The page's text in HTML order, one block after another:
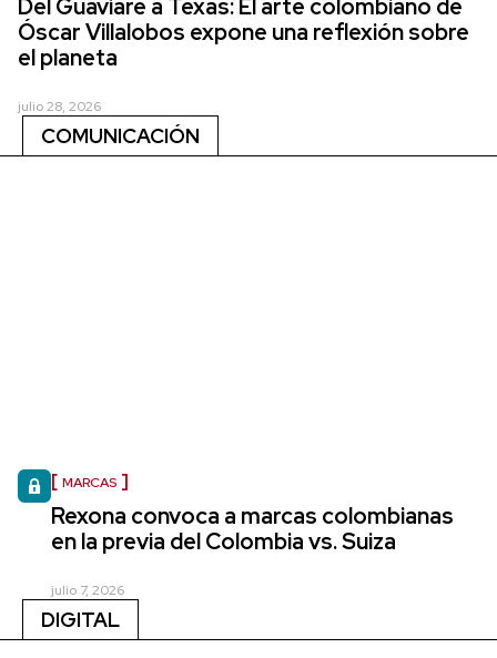
Del Guaviare a Texas: El arte colombiano de
Óscar Villalobos expone una reflexión sobre
el planeta
julio 28, 2026
COMUNICACIÓN
MARCAS
Rexona convoca a marcas colombianas
en la previa del Colombia vs. Suiza
julio 7, 2026
DIGITAL